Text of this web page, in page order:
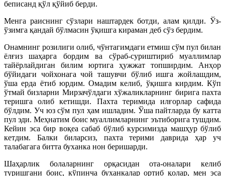
беписанд қўл қўйиб берди.
Менга раиснинг сўзлари наштардек ботди, алам қилди. Ўз-
ўзимга қандай бўлмасин ўқишга кираман деб сўз бердим.
Онамнинг розилиги олиб, чўнтагимдаги етмиш сўм пул билан
ёлғиз шаҳарга бордим ва сўраб-суриштириб муаллимлар
тайёрлайдиган билим юртига ҳужжат топширдим. Анҳор
бўйидаги чойхонага чой ташувчи бўлиб ишга жойлашдим,
ўша ерда ётиб юрдим. Омадим келиб, ўқишга кирдим. Кўп
ўтмай бизларни Мирзачўлдаги хўжаликларнинг бирига пахта
теришга олиб кетишди. Пахта теримида илғорлар сафида
бўлдим. Уч юз сўм пул ҳам ишладим. Ўша пайтларда бу катта
пул эди. Меҳнатим боис муаллимларнинг эътиборига тушдим.
Кейин эса бир воқеа сабаб бўлиб курсимизда машҳур бўлиб
кетдим. Балки биларсиз, пахта терими даврида ҳар уч
талабагага битта буханка нон беришарди.
Шаҳарлик болаларнинг орқасидан ота-оналари келиб
туришгани боис, кўпинча буханкалар ортиб қолар, мен эса